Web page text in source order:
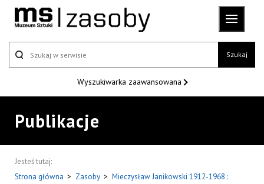
Szukaj
Wyszukiwarka zaawansowana
Publikacje
Jesteś tutaj:
Strona główna > Zasoby > Mieczysław Janikowski 1912-1968 :